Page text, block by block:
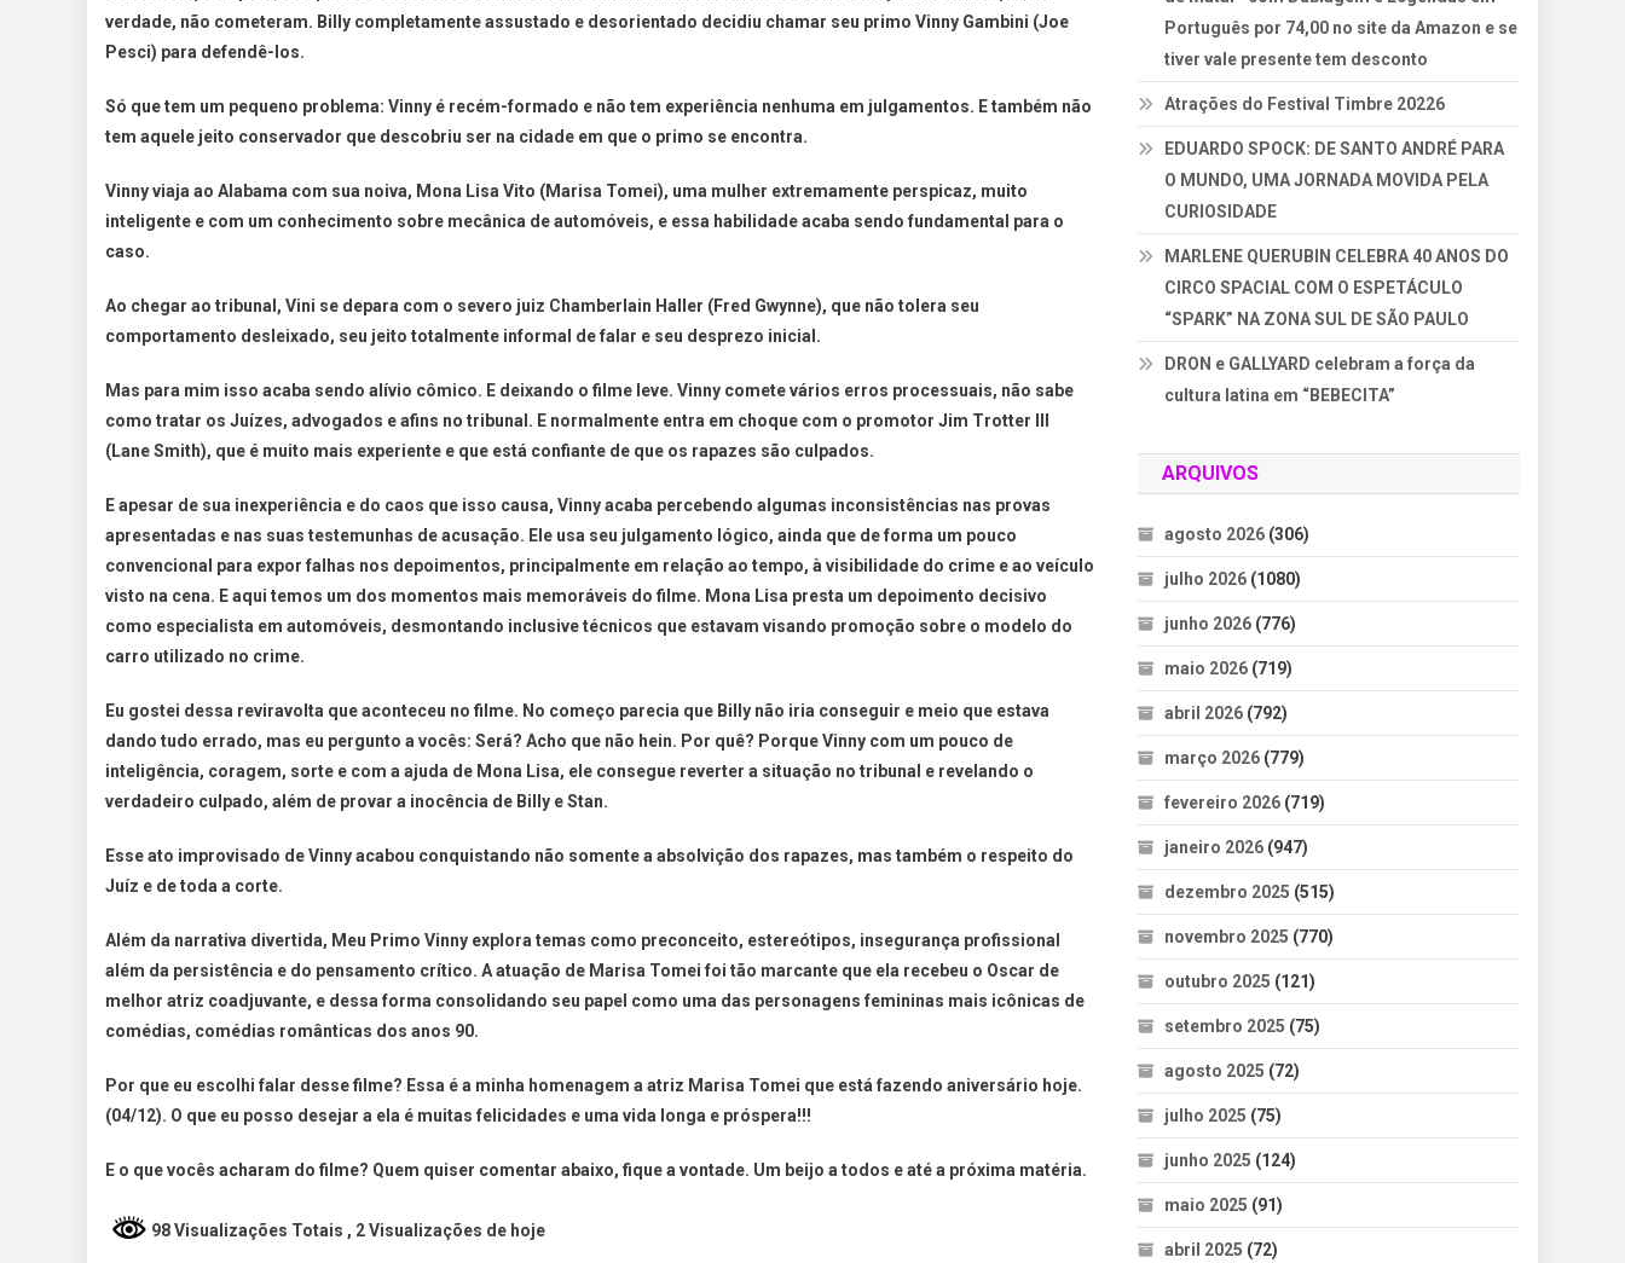
verdade, não cometeram. Billy completamente assustado e desorientado decidiu chamar seu primo Vinny Gambini (Joe
Pesci) para defendê-los.
Só que tem um pequeno problema: Vinny é recém-formado e não tem experiência nenhuma em julgamentos. E também não
tem aquele jeito conservador que descobriu ser na cidade em que o primo se encontra.
Vinny viaja ao Alabama com sua noiva, Mona Lisa Vito (Marisa Tomei), uma mulher extremamente perspicaz, muito
inteligente e com um conhecimento sobre mecânica de automóveis, e essa habilidade acaba sendo fundamental para o
caso.
Ao chegar ao tribunal, Vini se depara com o severo juiz Chamberlain Haller (Fred Gwynne), que não tolera seu
comportamento desleixado, seu jeito totalmente informal de falar e seu desprezo inicial.
Mas para mim isso acaba sendo alívio cômico. E deixando o filme leve. Vinny comete vários erros processuais, não sabe
como tratar os Juízes, advogados e afins no tribunal. E normalmente entra em choque com o promotor Jim Trotter III
(Lane Smith), que é muito mais experiente e que está confiante de que os rapazes são culpados.
E apesar de sua inexperiência e do caos que isso causa, Vinny acaba percebendo algumas inconsistências nas provas
apresentadas e nas suas testemunhas de acusação. Ele usa seu julgamento lógico, ainda que de forma um pouco
convencional para expor falhas nos depoimentos, principalmente em relação ao tempo, à visibilidade do crime e ao veículo
visto na cena. E aqui temos um dos momentos mais memoráveis do filme. Mona Lisa presta um depoimento decisivo
como especialista em automóveis, desmontando inclusive técnicos que estavam visando promoção sobre o modelo do
carro utilizado no crime.
Eu gostei dessa reviravolta que aconteceu no filme. No começo parecia que Billy não iria conseguir e meio que estava
dando tudo errado, mas eu pergunto a vocês: Será? Acho que não hein. Por quê? Porque Vinny com um pouco de
inteligência, coragem, sorte e com a ajuda de Mona Lisa, ele consegue reverter a situação no tribunal e revelando o
verdadeiro culpado, além de provar a inocência de Billy e Stan.
Esse ato improvisado de Vinny acabou conquistando não somente a absolvição dos rapazes, mas também o respeito do
Juíz e de toda a corte.
Além da narrativa divertida, Meu Primo Vinny explora temas como preconceito, estereótipos, insegurança profissional
além da persistência e do pensamento crítico. A atuação de Marisa Tomei foi tão marcante que ela recebeu o Oscar de
melhor atriz coadjuvante, e dessa forma consolidando seu papel como uma das personagens femininas mais icônicas de
comédias, comédias românticas dos anos 90.
Por que eu escolhi falar desse filme? Essa é a minha homenagem a atriz Marisa Tomei que está fazendo aniversário hoje.
(04/12). O que eu posso desejar a ela é muitas felicidades e uma vida longa e próspera!!!
E o que vocês acharam do filme? Quem quiser comentar abaixo, fique a vontade. Um beijo a todos e até a próxima matéria.
98 Visualizações Totais , 2 Visualizações de hoje
Português por 74,00 no site da Amazon e se
tiver vale presente tem desconto
Atrações do Festival Timbre 20226
EDUARDO SPOCK: DE SANTO ANDRÉ PARA
O MUNDO, UMA JORNADA MOVIDA PELA
CURIOSIDADE
MARLENE QUERUBIN CELEBRA 40 ANOS DO
CIRCO SPACIAL COM O ESPETÁCULO
“SPARK” NA ZONA SUL DE SÃO PAULO
DRON e GALLYARD celebram a força da
cultura latina em “BEBECITA”
ARQUIVOS
agosto 2026 (306)
julho 2026 (1080)
junho 2026 (776)
maio 2026 (719)
abril 2026 (792)
março 2026 (779)
fevereiro 2026 (719)
janeiro 2026 (947)
dezembro 2025 (515)
novembro 2025 (770)
outubro 2025 (121)
setembro 2025 (75)
agosto 2025 (72)
julho 2025 (75)
junho 2025 (124)
maio 2025 (91)
abril 2025 (72)